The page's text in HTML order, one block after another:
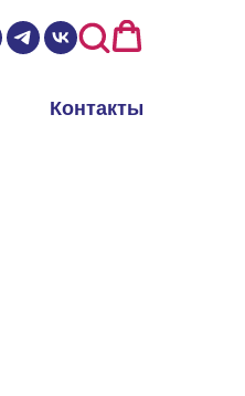
Контакты